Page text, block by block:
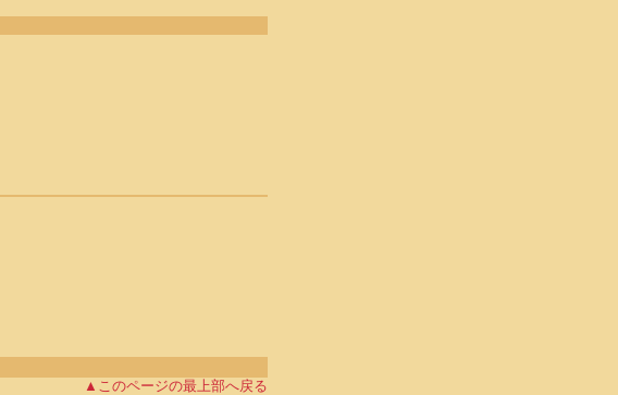
▲このページの最上部へ戻る